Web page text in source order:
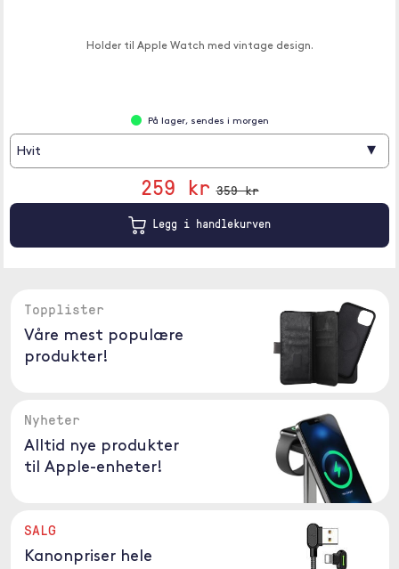
Holder til Apple Watch med vintage design.
På lager, sendes i morgen
Hvit ▾
259 kr 359 kr
Legg i handlekurven
Topplister
Våre mest populære
produkter!
Nyheter
Alltid nye produkter
til Apple-enheter!
SALG
Kanonpriser hele